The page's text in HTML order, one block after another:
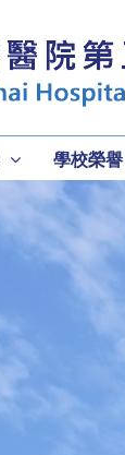
學校榮譽